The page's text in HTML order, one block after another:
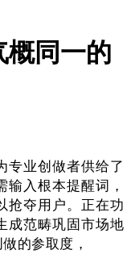
概同一的
业创做者供给了
入根本提醒词，
抢夺用户。正在功
成范畴巩固市场地
的参取度，